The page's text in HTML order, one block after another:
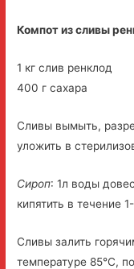
Компот из сливы
1 кг слив ренклод
400 г сахара
Сливы вымыть,
уложить в
Сироп: 1л воды
кипятить в течение
Сливы залить
температуре 85°C,